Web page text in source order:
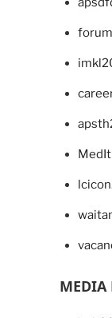
MEDIA